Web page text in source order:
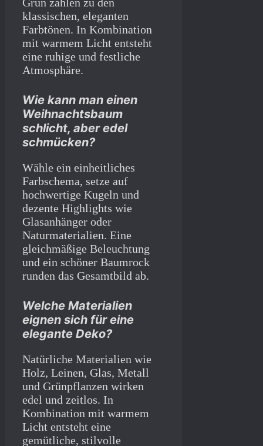
klassischen, eleganten
Farbtönen. In Kombination
mit warmem Licht entsteht
eine ruhige und festliche
Atmosphäre.
Wie kann man einen
Weihnachtsbaum
schlicht, aber edel
schmücken?
Wähle ein einheitliches
Farbschema, setze auf
hochwertige Kugeln und
dezente Highlights wie
Glasanhänger oder
Naturmaterialien. Eine
gleichmäßige Beleuchtung
und ein schöner Baumrock
runden das Gesamtbild ab.
Welche Materialien
eignen sich für eine
elegante Deko?
Natürliche Materialien wie
Holz, Leinen, Glas, Metall
und Grünpflanzen wirken
edel und zeitlos. In
Kombination mit warmem
Licht entsteht eine
gemütliche, stilvolle